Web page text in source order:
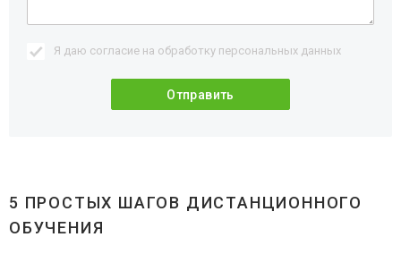
Я даю согласие на обработку персональных данных
5 ПРОСТЫХ ШАГОВ ДИСТАНЦИОННОГО
ОБУЧЕНИЯ